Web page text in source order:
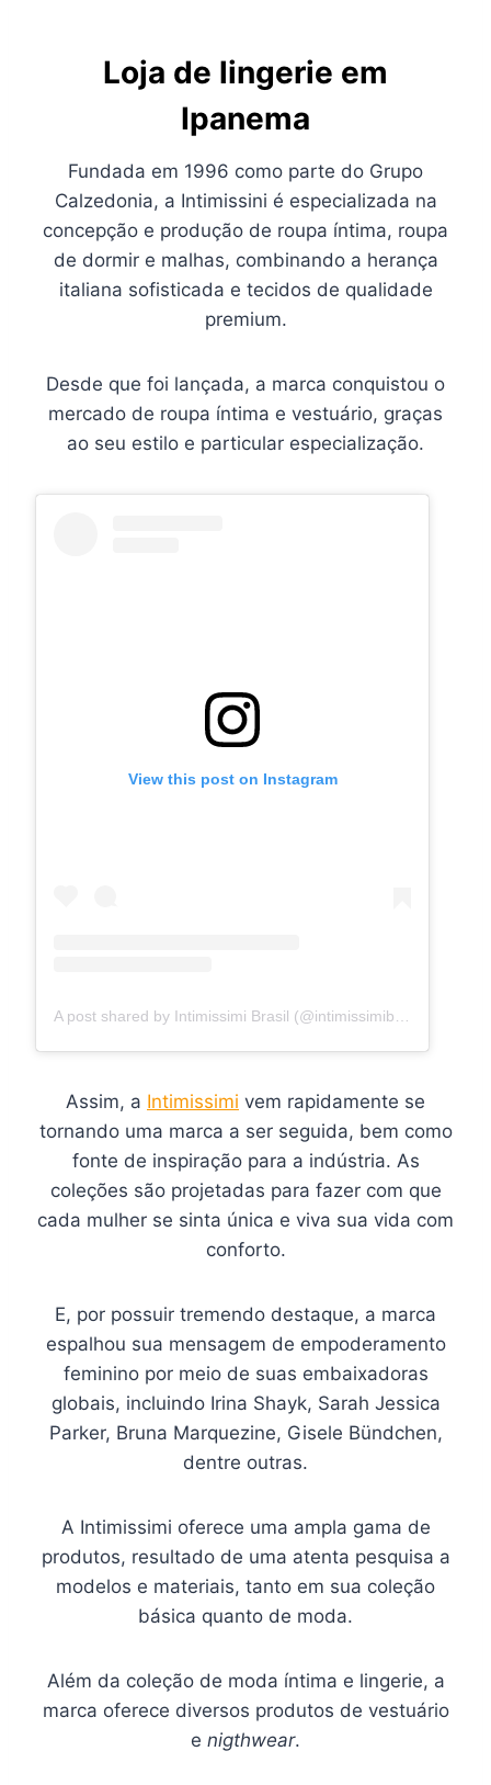
Loja de lingerie em
Ipanema
Fundada em 1996 como parte do Grupo
Calzedonia, a Intimissini é especializada na
concepção e produção de roupa íntima, roupa
de dormir e malhas, combinando a herança
italiana sofisticada e tecidos de qualidade
premium.
Desde que foi lançada, a marca conquistou o
mercado de roupa íntima e vestuário, graças
ao seu estilo e particular especialização.
View this post on Instagram
Assim, a Intimissimi vem rapidamente se
tornando uma marca a ser seguida, bem como
fonte de inspiração para a indústria. As
coleções são projetadas para fazer com que
cada mulher se sinta única e viva sua vida com
conforto.
E, por possuir tremendo destaque, a marca
espalhou sua mensagem de empoderamento
feminino por meio de suas embaixadoras
globais, incluindo Irina Shayk, Sarah Jessica
Parker, Bruna Marquezine, Gisele Bündchen,
dentre outras.
A Intimissimi oferece uma ampla gama de
produtos, resultado de uma atenta pesquisa a
modelos e materiais, tanto em sua coleção
básica quanto de moda.
Além da coleção de moda íntima e lingerie, a
marca oferece diversos produtos de vestuário
e nigthwear.